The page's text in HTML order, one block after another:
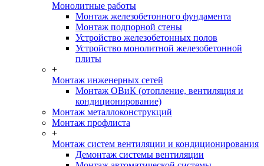
Монолитные работы
Монтаж железобетонного фундамента
Монтаж подпорной стены
Устройство железобетонных полов
Устройство монолитной железобетонной
плиты
+
Монтаж инженерных сетей
Монтаж ОВиК (отопление, вентиляция и
кондиционирование)
Монтаж металлоконструкций
Монтаж профлиста
+
Монтаж систем вентиляции и кондиционирования
Демонтаж системы вентиляции